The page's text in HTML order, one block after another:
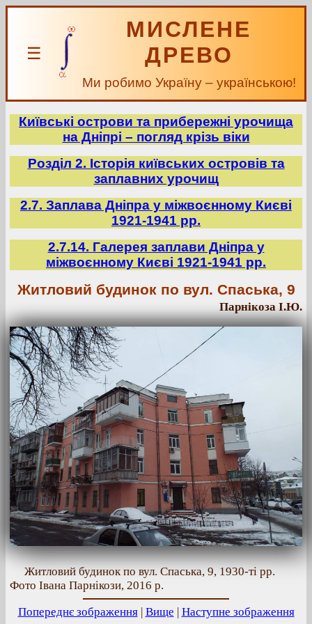
☰
МИСЛЕНЕ
ДРЕВО
Ми робимо Україну – українською!
Київські острови та прибережні урочища
на Дніпрі – погляд крізь віки
Розділ 2. Історія київських островів та
заплавних урочищ
2.7. Заплава Дніпра у міжвоєнному Києві
1921-1941 рр.
2.7.14. Галерея заплави Дніпра у
міжвоєнному Києві 1921-1941 рр.
Житловий будинок по вул. Спаська, 9
Парнікоза І.Ю.
Житловий будинок по вул. Спаська, 9, 1930-ті рр.
Фото Івана Парнікози, 2016 р.
Попереднє зображення| Вище | Наступне зображення